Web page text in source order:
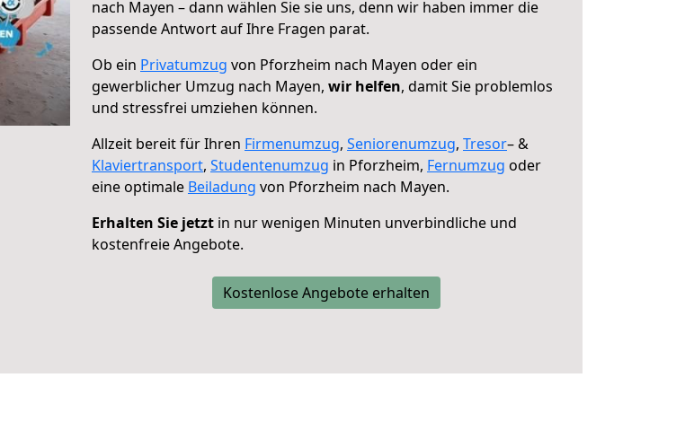
nach Mayen – dann wählen Sie sie uns, denn wir haben immer die
passende Antwort auf Ihre Fragen parat.
Ob ein Privatumzug von Pforzheim nach Mayen oder ein
gewerblicher Umzug nach Mayen, wir helfen, damit Sie problemlos
und stressfrei umziehen können.
Allzeit bereit für Ihren Firmenumzug, Seniorenumzug, Tresor– &
Klaviertransport, Studentenumzug in Pforzheim, Fernumzug oder
eine optimale Beiladung von Pforzheim nach Mayen.
Erhalten Sie jetzt in nur wenigen Minuten unverbindliche und
kostenfreie Angebote.
Kostenlose Angebote erhalten